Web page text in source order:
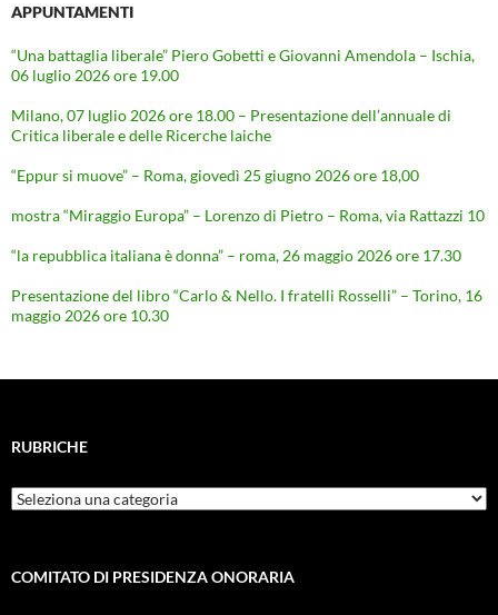
APPUNTAMENTI
“Una battaglia liberale” Piero Gobetti e Giovanni Amendola – Ischia,
06 luglio 2026 ore 19.00
Milano, 07 luglio 2026 ore 18.00 – Presentazione dell’annuale di
Critica liberale e delle Ricerche laiche
“Eppur si muove” – Roma, giovedì 25 giugno 2026 ore 18,00
mostra “Miraggio Europa” – Lorenzo di Pietro – Roma, via Rattazzi 10
“la repubblica italiana è donna” – roma, 26 maggio 2026 ore 17.30
Presentazione del libro “Carlo & Nello. I fratelli Rosselli” – Torino, 16
maggio 2026 ore 10.30
RUBRICHE
Rubriche
COMITATO DI PRESIDENZA ONORARIA